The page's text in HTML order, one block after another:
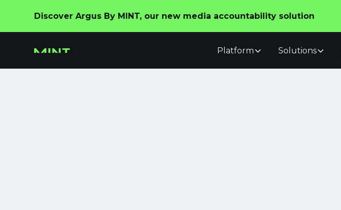
Discover Argus By MINT, our new media accountability solution
Platform Solutions